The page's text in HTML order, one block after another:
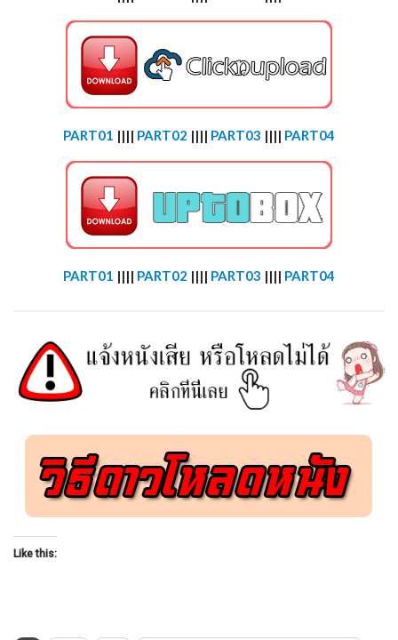
PART01 |||| PART02 |||| PART03 |||| PART04
PART01 |||| PART02 |||| PART03 |||| PART04
Like this: